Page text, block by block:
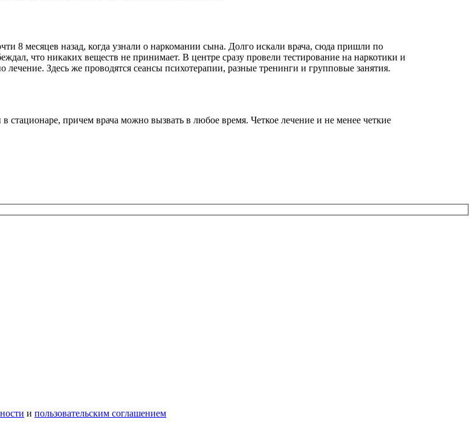
8 месяцев назад, когда узнали о наркомании сына. Долго искали врача, сюда пришли по
что никаких веществ не принимает. В центре сразу провели тестирование на наркотики и
Здесь же проводятся сеансы психотерапии, разные тренинги и групповые занятия.
причем врача можно вызвать в любое время. Четкое лечение и не менее четкие
и пользовательским соглашением